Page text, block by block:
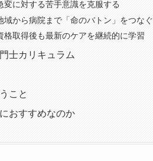
に対する苦手意識を克服する
から病院まで「命のバトン」をつなぐ
取得後も最新のケアを継続的に学習
士カリキュラム
こと
おすすめなのか